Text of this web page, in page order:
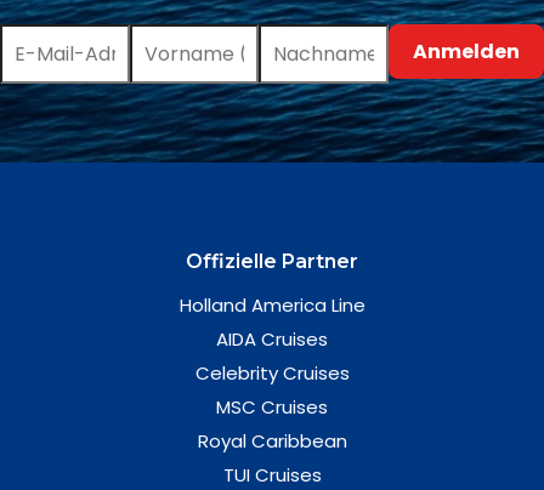
Offizielle Partner
Holland America Line
AIDA Cruises
Celebrity Cruises
MSC Cruises
Royal Caribbean
TUI Cruises